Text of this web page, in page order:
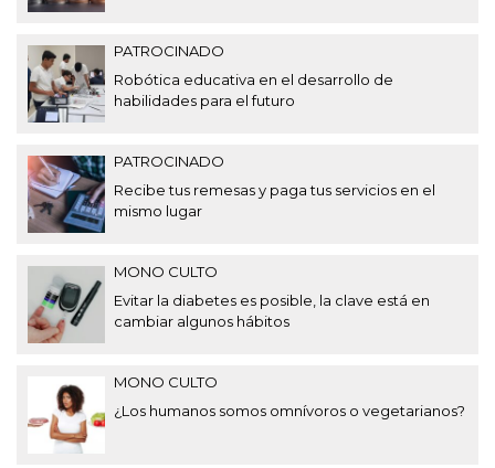
PATROCINADO
Robótica educativa en el desarrollo de
habilidades para el futuro
PATROCINADO
Recibe tus remesas y paga tus servicios en el
mismo lugar
MONO CULTO
Evitar la diabetes es posible, la clave está en
cambiar algunos hábitos
MONO CULTO
¿Los humanos somos omnívoros o vegetarianos?